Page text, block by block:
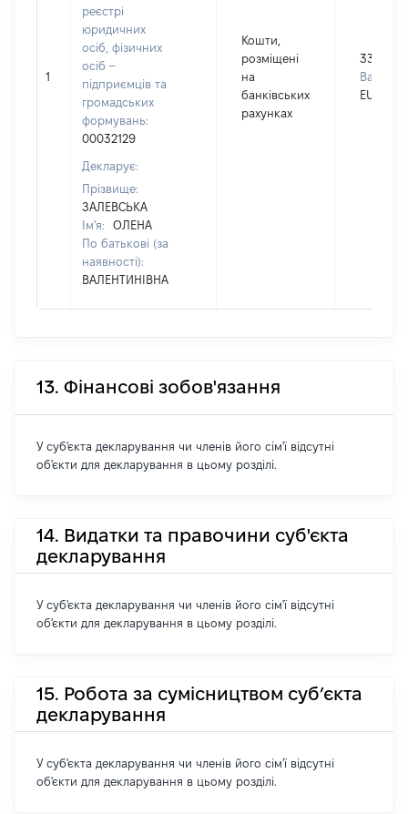
1
реєстрі
юридичних
осіб, фізичних
осіб –
підприємців та
громадських
формувань:
00032129
Декларує:
Прізвище:
ЗАЛЕВСЬКА
Ім'я:
ОЛЕНА
По батькові (за
наявності):
ВАЛЕНТИНІВНА
Кошти,
розміщені
на
банківських
рахунках
3373
Валюта:
EUR
13. Фінансові зобов'язання
У суб'єкта декларування чи членів його сім'ї відсутні
об'єкти для декларування в цьому розділі.
14. Видатки та правочини суб'єкта
декларування
У суб'єкта декларування чи членів його сім'ї відсутні
об'єкти для декларування в цьому розділі.
15. Робота за сумісництвом суб’єкта
декларування
У суб'єкта декларування чи членів його сім'ї відсутні
об'єкти для декларування в цьому розділі.